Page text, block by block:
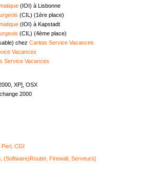
(IOI) à Lisbonne
(CIL) (1ère place)
(IOI) à Kapstadt
(CIL) (4ème place)
chez Caritas Service Vacances
Vacances
Service Vacances
XP], OSX
2000
CGI
(Software)Router, Firewall, Serveurs]